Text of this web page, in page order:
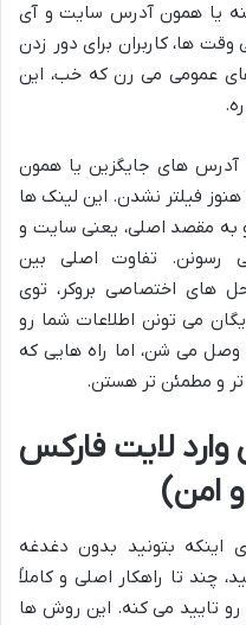
یا همون آدرس سایت و آی
ها، کاربران برای دور زدن
عمومی می رن که خب، این
آدرس های جایگزین یا همون
فیلتر نشدن. این لینک ها
مقصد اصلی، یعنی سایت و
رسونن. تفاوت اصلی بین
های اختصاصی بروکر، توی
می تونن اطلاعات شما رو
می شن، اما راه هایی که
تر و مطمئن تر هستن.
لایت فارکس
امن)
بتونید بدون دغدغه
چند تا راهکار اصلی و کاملاً
رو تایید می کنه. این روش ها